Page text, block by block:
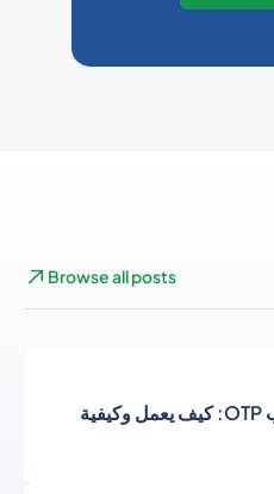
Browse all posts
تسجيل الدخول عبر واتساب OTP: كيف يعمل وكيفية